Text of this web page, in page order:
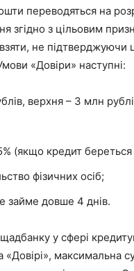
переводяться на
згідно з цільовим
не підтверджуючи
«Довіри» наступні:
верхня – 3 млн
(якщо кредит
фізичних осіб;
займе довше 4 днів.
у сфері
максимальна